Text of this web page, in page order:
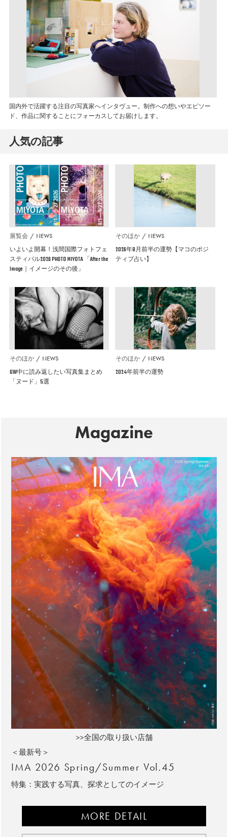
国内外で活躍する注目の写真家へインタヴュー。制作への想いやエピソー
ド、作品に関することにフォーカスしてお届けします。
人気の記事
展覧会 NEWS
いよいよ開幕！浅間国際フォトフェ
スティバル2026 PHOTO MIYOTA 「After the
Image｜イメージのその後」
そのほか NEWS
2026年8月前半の運勢【マコのポジ
ティブ占い】
そのほか NEWS
GW中に読み返したい写真集まとめ
「ヌード」5選
そのほか NEWS
2024年前半の運勢
Magazine
>>全国の取り扱い店舗
＜最新号＞
IMA 2026 Spring/Summer Vol.45
特集：実践する写真、探求としてのイメージ
MORE DETAIL